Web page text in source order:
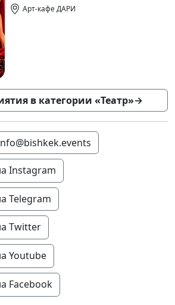
Арт-кафе ДАРИ
в категории «Театр»→
Instagram
Telegram
Twitter
Youtube
Facebook